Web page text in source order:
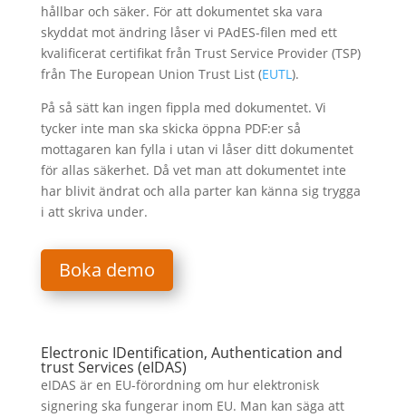
hållbar och säker. För att dokumentet ska vara
skyddat mot ändring låser vi PAdES-filen med ett
kvalificerat certifikat från Trust Service Provider (TSP)
från The European Union Trust List (EUTL).
På så sätt kan ingen fippla med dokumentet. Vi
tycker inte man ska skicka öppna PDF:er så
mottagaren kan fylla i utan vi låser ditt dokumentet
för allas säkerhet. Då vet man att dokumentet inte
har blivit ändrat och alla parter kan känna sig trygga
i att skriva under.
Boka demo
Electronic IDentification, Authentication and
trust Services (eIDAS)
eIDAS är en EU-förordning om hur elektronisk
signering ska fungerar inom EU. Man kan säga att